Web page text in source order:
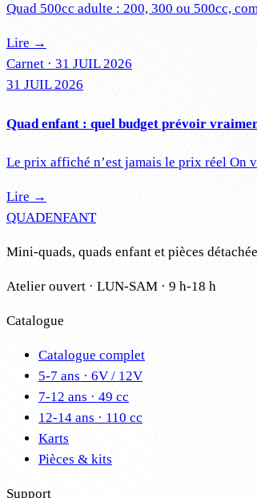
Quad 500cc adulte : 200, 300 ou 500cc,
Lire →
Carnet · 31 JUIL 2026
31 JUIL 2026
Quad enfant : quel budget prévoir
Le prix affiché n’est jamais le prix réel On
Lire →
QUADENFANT
Mini-quads, quads enfant et pièces
Atelier ouvert · LUN-SAM · 9 h-18 h
Catalogue
Catalogue complet
5-7 ans · 6V / 12V
7-12 ans · 49 cc
12-14 ans · 110 cc
Karts
Pièces & kits
Support